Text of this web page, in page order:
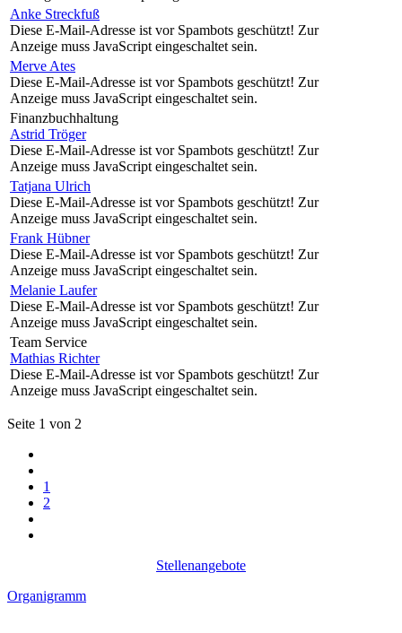
Anke Streckfuß
Diese E-Mail-Adresse ist vor Spambots geschützt! Zur
Anzeige muss JavaScript eingeschaltet sein.
Merve Ates
Diese E-Mail-Adresse ist vor Spambots geschützt! Zur
Anzeige muss JavaScript eingeschaltet sein.
Finanzbuchhaltung
Astrid Tröger
Diese E-Mail-Adresse ist vor Spambots geschützt! Zur
Anzeige muss JavaScript eingeschaltet sein.
Tatjana Ulrich
Diese E-Mail-Adresse ist vor Spambots geschützt! Zur
Anzeige muss JavaScript eingeschaltet sein.
Frank Hübner
Diese E-Mail-Adresse ist vor Spambots geschützt! Zur
Anzeige muss JavaScript eingeschaltet sein.
Melanie Laufer
Diese E-Mail-Adresse ist vor Spambots geschützt! Zur
Anzeige muss JavaScript eingeschaltet sein.
Team Service
Mathias Richter
Diese E-Mail-Adresse ist vor Spambots geschützt! Zur
Anzeige muss JavaScript eingeschaltet sein.
Seite 1 von 2
1
2
Stellenangebote
Organigramm